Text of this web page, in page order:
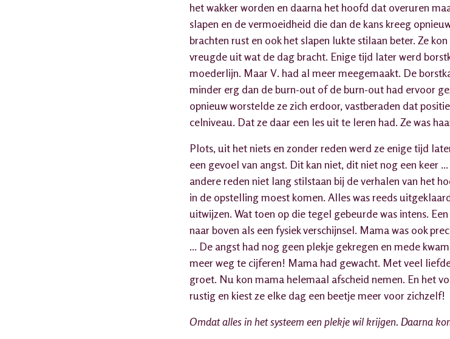
het wakker worden en daarna het hoofd dat overuren
slapen en de vermoeidheid die dan de kans kreeg
brachten rust en ook het slapen lukte stilaan beter. Ze
vreugde uit wat de dag bracht. Enige tijd later werd
moederlijn. Maar V. had al meer meegemaakt. De
minder erg dan de burn-out of de burn-out had ervoor
opnieuw worstelde ze zich erdoor, vastberaden dat
celniveau. Dat ze daar een les uit te leren had. Ze was
Plots, uit het niets en zonder reden werd ze enige tijd
een gevoel van angst. Dit kan niet, dit niet nog een keer
andere reden niet lang stilstaan bij de verhalen van het
in de opstelling moest komen. Alles was reeds
uitwijzen. Wat toen op die tegel gebeurde was intens.
naar boven als een fysiek verschijnsel. Mama was ook
... De angst had nog geen plekje gekregen en mede
meer weg te cijferen! Mama had gewacht. Met veel
groet. Nu kon mama helemaal afscheid nemen. En het
rustig en kiest ze elke dag een beetje meer voor zichzelf!
Omdat alles in het systeem een plekje wil krijgen. Daarna